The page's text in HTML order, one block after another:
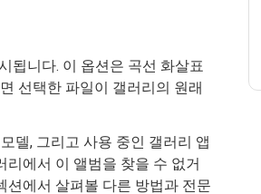
됩니다. 이 옵션은 곡선 화살표
선택한 파일이 갤러리의 원래
델, 그리고 사용 중인 갤러리 앱
리에서 이 앨범을 찾을 수 없거
션에서 살펴볼 다른 방법과 전문